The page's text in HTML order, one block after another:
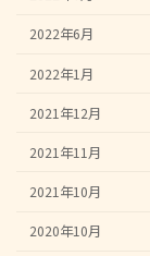
2022年6月
2022年1月
2021年12月
2021年11月
2021年10月
2020年10月